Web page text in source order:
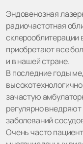
Эндовенозная
радиочастотная
склерооблитерации
приобретают все
и в нашей стране.
В последние годы
зачастую
регулярно
заболеваний
Очень часто